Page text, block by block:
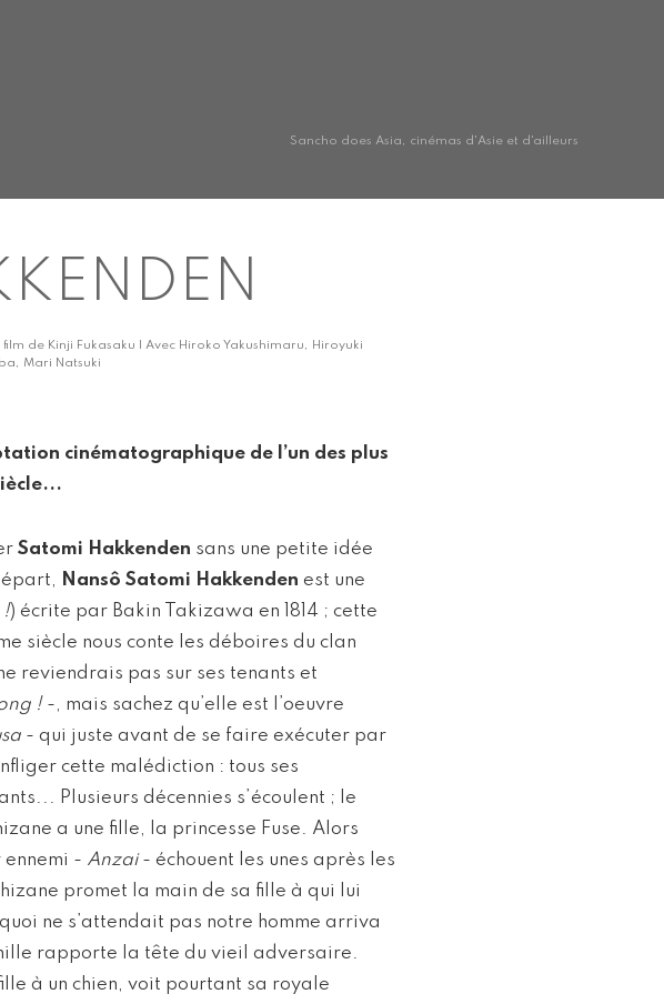
Sancho does Asia, cinémas d'Asie et d'ailleurs
film de Kinji Fukasaku | Avec Hiroko Yakushimaru, Hiroyuki
Mari Natsuki
cinématographique de l’un des plus
Satomi Hakkenden sans une petite idée
Nansô Satomi Hakkenden est une
!) écrite par Bakin Takizawa en 1814 ; cette
siècle nous conte les déboires du clan
reviendrais pas sur ses tenants et
! -, mais sachez qu’elle est l’oeuvre
- qui juste avant de se faire exécuter par
cette malédiction : tous ses
Plusieurs décennies s’écoulent ; le
a une fille, la princesse Fuse. Alors
ennemi - Anzai- échouent les unes après les
promet la main de sa fille à qui lui
ne s’attendait pas notre homme arriva
rapporte la tête du vieil adversaire.
à un chien, voit pourtant sa royale